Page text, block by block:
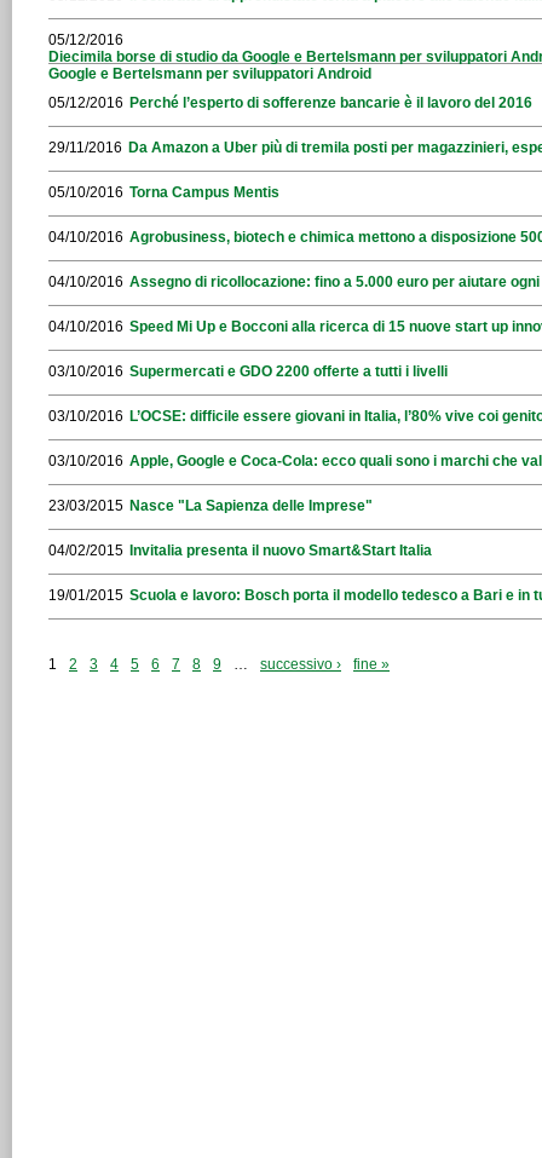
05/12/2016
Diecimila borse di studio da Google e Bertelsmann per sviluppatori
Google e Bertelsmann per sviluppatori Android
05/12/2016 Perché l’esperto di sofferenze bancarie è il lavoro del 2016
29/11/2016 Da Amazon a Uber più di tremila posti per magazzinieri,
05/10/2016 Torna Campus Mentis
04/10/2016 Agrobusiness, biotech e chimica mettono a disposizione
04/10/2016 Assegno di ricollocazione: fino a 5.000 euro per aiutare
04/10/2016 Speed Mi Up e Bocconi alla ricerca di 15 nuove start up
03/10/2016 Supermercati e GDO 2200 offerte a tutti i livelli
03/10/2016 L’OCSE: difficile essere giovani in Italia, l’80% vive coi
03/10/2016 Apple, Google e Coca-Cola: ecco quali sono i marchi che
23/03/2015 Nasce "La Sapienza delle Imprese"
04/02/2015 Invitalia presenta il nuovo Smart&Start Italia
19/01/2015 Scuola e lavoro: Bosch porta il modello tedesco a Bari e in
1 2 3 4 5 6 7 8 9 … successivo › fine »